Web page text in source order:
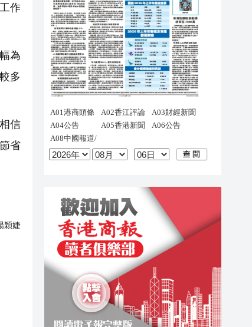
作
為
多
信
省
穎婕